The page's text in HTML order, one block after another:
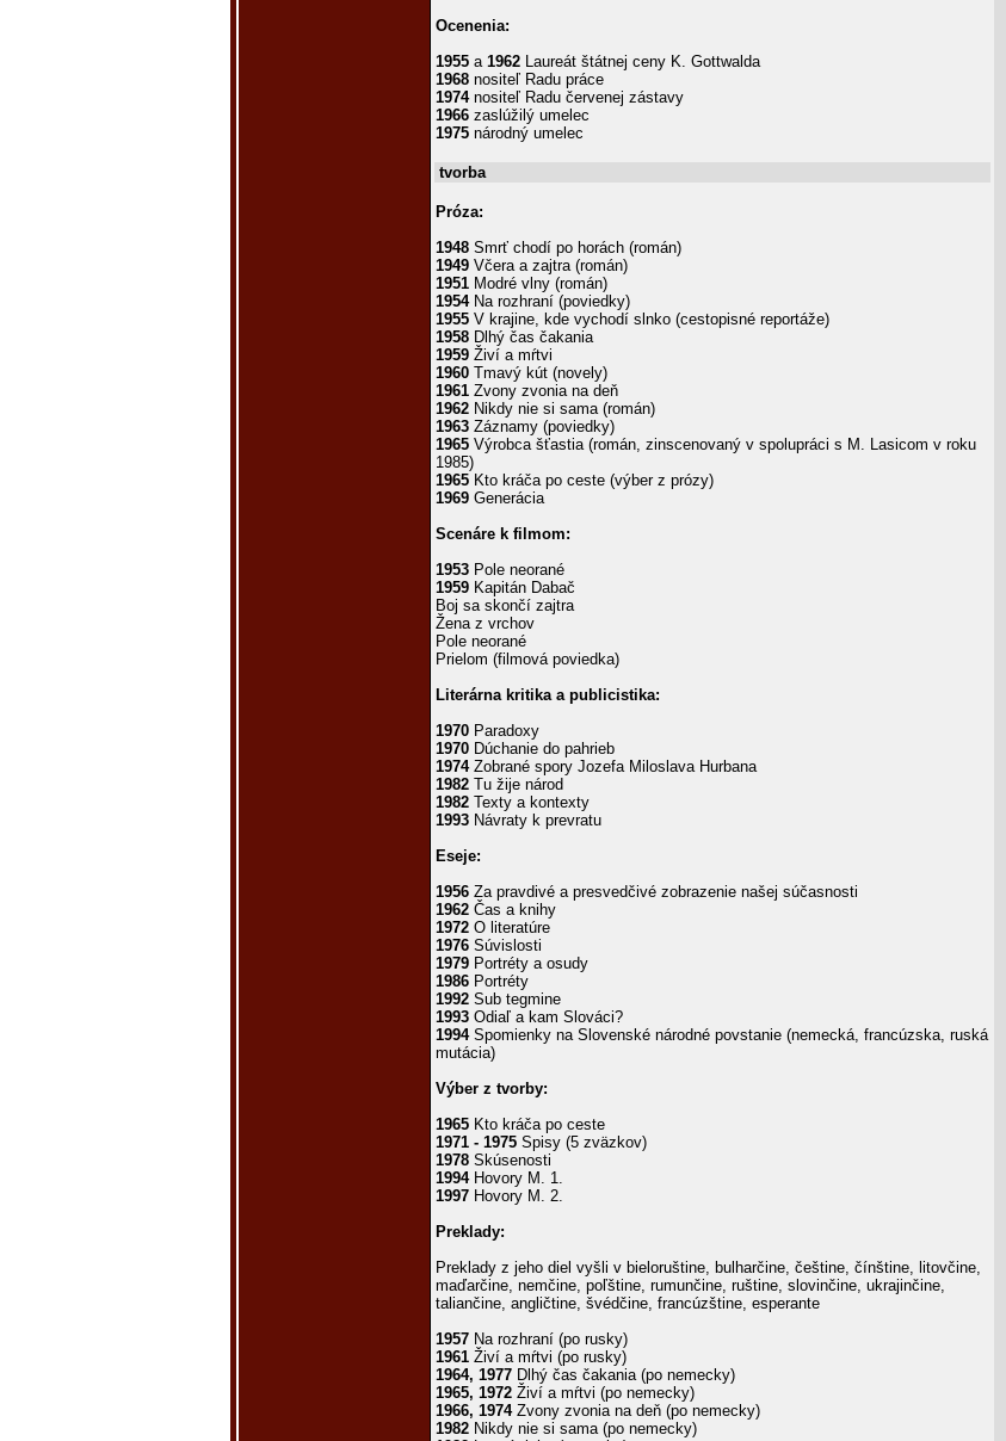
Ocenenia:
1955 a 1962 Laureát štátnej ceny K. Gottwalda
1968 nositeľ Radu práce
1974nositeľ Radu červenej zástavy
1966 zaslúžilý umelec
1975 národný umelec
tvorba
Próza:
1948 Smrť chodí po horách (román)
1949 Včera a zajtra (román)
1951 Modré vlny (román)
1954Na rozhraní (poviedky)
1955 V krajine, kde vychodí slnko (cestopisné reportáže)
1958 Dlhý čas čakania
1959 Živí a mŕtvi
1960 Tmavý kút (novely)
1961 Zvony zvonia na deň
1962 Nikdy nie si sama (román)
1963 Záznamy (poviedky)
1965 Výrobca šťastia (román, zinscenovaný v spolupráci s M. Lasicom v roku
1985)
1965 Kto kráča po ceste (výber z prózy)
1969 Generácia
Scenáre k filmom:
1953 Pole neorané
1959 Kapitán Dabač
Boj sa skončí zajtra
Žena z vrchov
Pole neorané
Prielom (filmová poviedka)
Literárna kritika a publicistika:
1970 Paradoxy
1970 Dúchanie do pahrieb
1974Zobrané spory Jozefa Miloslava Hurbana
1982 Tu žije národ
1982 Texty a kontexty
1993 Návraty k prevratu
Eseje:
1956 Za pravdivé a presvedčivé zobrazenie našej súčasnosti
1962 Čas a knihy
1972 O literatúre
1976 Súvislosti
1979 Portréty a osudy
1986 Portréty
1992 Sub tegmine
1993 Odiaľ a kam Slováci?
1994Spomienky na Slovenské národné povstanie (nemecká, francúzska, ruská
mutácia)
Výber z tvorby:
1965 Kto kráča po ceste
1971 - 1975 Spisy (5 zväzkov)
1978 Skúsenosti
1994Hovory M. 1.
1997 Hovory M. 2.
Preklady:
Preklady z jeho diel vyšli v bieloruštine, bulharčine, češtine, čínštine, litovčine,
maďarčine, nemčine, poľštine, rumunčine, ruštine, slovinčine, ukrajinčine,
taliančine, angličtine, švédčine, francúzštine, esperante
1957 Na rozhraní (po rusky)
1961 Živí a mŕtvi (po rusky)
1964, 1977 Dlhý čas čakania (po nemecky)
1965, 1972 Živí a mŕtvi (po nemecky)
1966, 1974Zvony zvonia na deň (po nemecky)
1982 Nikdy nie si sama (po nemecky)